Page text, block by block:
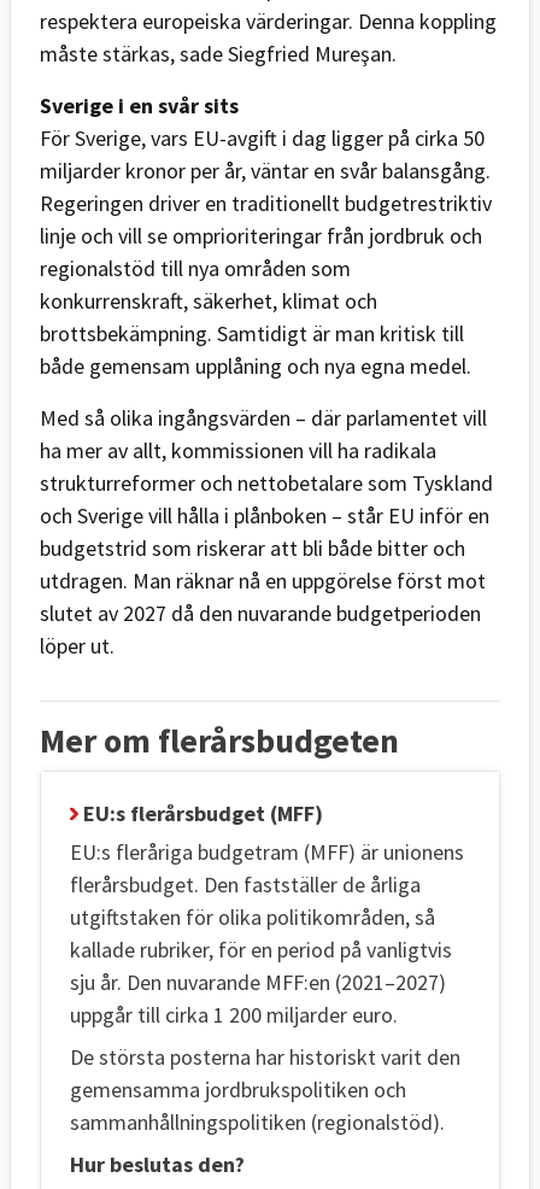
respektera europeiska värderingar. Denna koppling
måste stärkas, sade Siegfried Mureşan.
Sverige i en svår sits
För Sverige, vars EU-avgift i dag ligger på cirka 50
miljarder kronor per år, väntar en svår balansgång.
Regeringen driver en traditionellt budgetrestriktiv
linje och vill se omprioriteringar från jordbruk och
regionalstöd till nya områden som
konkurrenskraft, säkerhet, klimat och
brottsbekämpning. Samtidigt är man kritisk till
både gemensam upplåning och nya egna medel.
Med så olika ingångsvärden – där parlamentet vill
ha mer av allt, kommissionen vill ha radikala
strukturreformer och nettobetalare som Tyskland
och Sverige vill hålla i plånboken – står EU inför en
budgetstrid som riskerar att bli både bitter och
utdragen. Man räknar nå en uppgörelse först mot
slutet av 2027 då den nuvarande budgetperioden
löper ut.
Mer om flerårsbudgeten
EU:s flerårsbudget (MFF)
EU:s fleråriga budgetram (MFF) är unionens
flerårsbudget. Den fastställer de årliga
utgiftstaken för olika politikområden, så
kallade rubriker, för en period på vanligtvis
sju år. Den nuvarande MFF:en (2021–2027)
uppgår till cirka 1 200 miljarder euro.
De största posterna har historiskt varit den
gemensamma jordbrukspolitiken och
sammanhållningspolitiken (regionalstöd).
Hur beslutas den?